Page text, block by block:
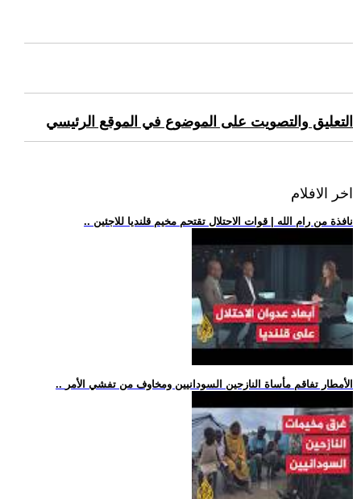
التعليق والتصويت على الموضوع في الموقع الرئيسي
اخر الافلام
.. نافذة من رام الله | قوات الاحتلال تقتحم مخيم قلنديا للاجئين
.. الأمطار تفاقم مأساة النازحين السودانيين ومخاوف من تفشي الأمر